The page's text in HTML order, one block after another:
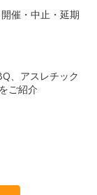
催・中止・延期
、アスレチック
ご紹介